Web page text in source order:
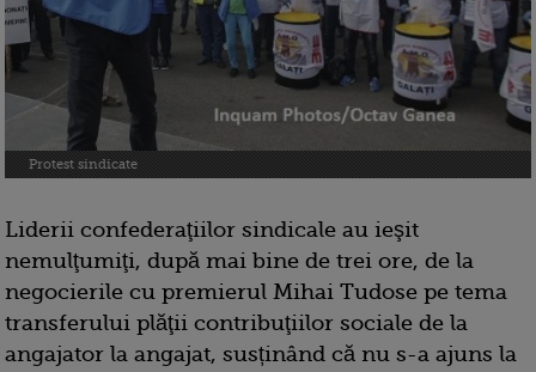
Protest sindicate
Liderii confederaţiilor sindicale au ieşit
nemulţumiţi, după mai bine de trei ore, de la
negocierile cu premierul Mihai Tudose pe tema
transferului plăţii contribuţiilor sociale de la
angajator la angajat, susținând că nu s-a ajuns la